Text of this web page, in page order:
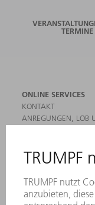
TERMINE
ONLINE SERVICES
KONTAKT
ANREGUNGEN, LOB
NEWSLETTER-
MYTRUMPF
HÄNDLERSUCHE
PRODUKTE